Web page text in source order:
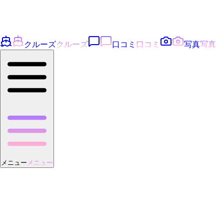
クルーズクルーズ 口コミ 口コミ 写真写真
メニュー メニュー